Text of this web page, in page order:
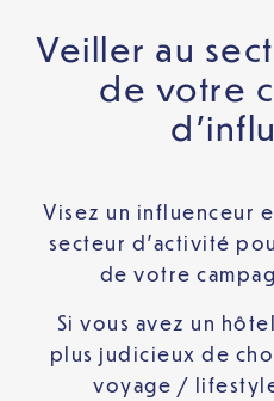
Veiller au
de votre
Visez un influenceur
secteur d’activité
de votre
Si vous avez un
plus judicieux de
voyage /